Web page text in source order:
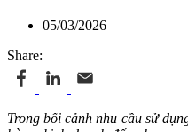
05/03/2026
Share:
Trong bối cảnh nhu cầu sử